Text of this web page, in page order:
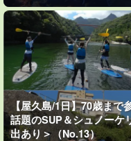
【屋久島/1日】70歳ま
話題のSUP＆シュノーケ
出あり＞（No.13）